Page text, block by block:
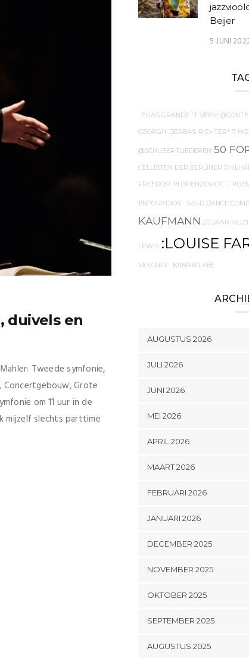
duivels en
Tweede symfonie,
Concertgebouw, Grote
om 11 uur in de
mijzelf slechts parttime
Beijer
5 JUNI
. ELIAS GRANDE 'T VEEM
GEORGIY DERBAS-RICHTER* 7
@SCHUBERTLIEDEREN 50
CELLISTEN DER BERLINER
FREEDOM #LORENZOVIOTTI
#NPORADIO4 . S-E-D DANCE
KAUFMANN 20 JAAR
LEWIS :LOUISE
MOZART . KANAKO ABE
AUGUSTUS 2026
JULI 2026
JUNI 2026
MEI 2026
APRIL 2026
MAART 2026
FEBRUARI 2026
JANUARI 2026
DECEMBER 2025
NOVEMBER 2025
OKTOBER 2025
SEPTEMBER 2025
AUGUSTUS 2025